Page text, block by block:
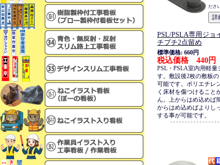
ださ
PSL/PSLA専用ジョ
チプチ2点留め
標準価格: 660円
税込価格 440円
PSL・PSLA室内用軽量
す。敷設後2枚の敷板
可能です。ポリエチレ
く床材を傷つけること
ん。上からはめ込めば
からはめ込めばよりし
する事が可能です。